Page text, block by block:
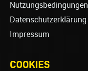
Nutzungsbedingungen
Datenschutzerklärung
Impressum
COOKIES